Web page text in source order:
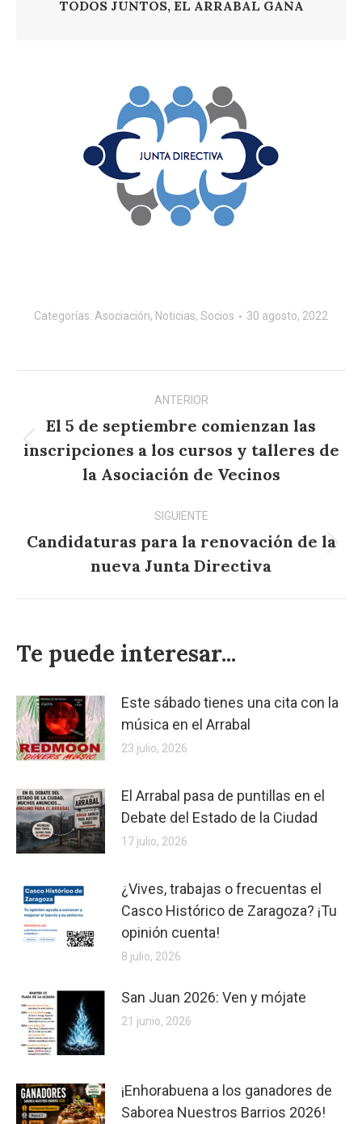
TODOS JUNTOS, EL ARRABAL GANA
Categorías: Asociación, Noticias, Socios 30 agosto, 2022
Navegación
entre
publicaciones
ANTERIOR
Publicación
anterior:
El 5 de septiembre comienzan las
inscripciones a los cursos y talleres de
la Asociación de Vecinos
SIGUIENTE
Publicación
siguiente:
Candidaturas para la renovación de la
nueva Junta Directiva
Te puede interesar...
Este sábado tienes una cita con la
música en el Arrabal
23 julio, 2026
El Arrabal pasa de puntillas en el
Debate del Estado de la Ciudad
17 julio, 2026
¿Vives, trabajas o frecuentas el
Casco Histórico de Zaragoza? ¡Tu
opinión cuenta!
8 julio, 2026
San Juan 2026: Ven y mójate
21 junio, 2026
¡Enhorabuena a los ganadores de
Saborea Nuestros Barrios 2026!